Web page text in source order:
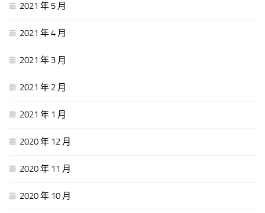
2021 年 5 月
2021 年 4 月
2021 年 3 月
2021 年 2 月
2021 年 1 月
2020 年 12 月
2020 年 11 月
2020 年 10 月